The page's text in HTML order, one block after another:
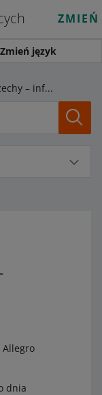
Zmień język
Allegro International Czechy – informacje dla sprzedających
Allegro
dnia